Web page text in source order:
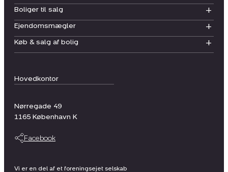
Hovedkontor
Nørregade 49
1165 København K
Facebook
Boliger til salg
Ejendomsmægler
Køb & salg af bolig
Vi er en del af et foreningsejet selskab